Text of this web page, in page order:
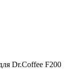
Dr.Coffee F200